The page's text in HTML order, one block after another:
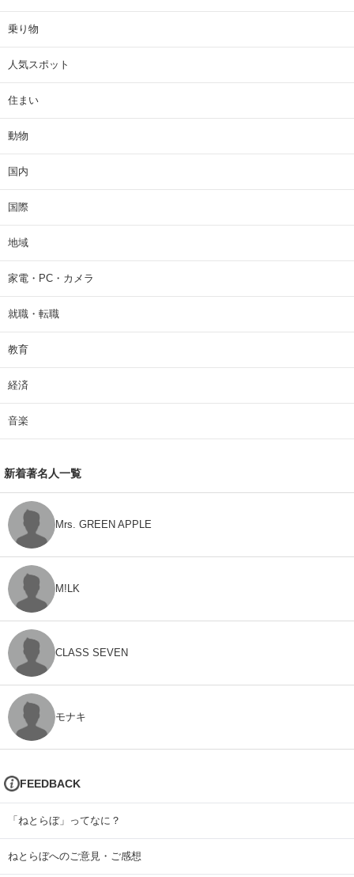
乗り物
人気スポット
住まい
動物
国内
国際
地域
家電・PC・カメラ
就職・転職
教育
経済
音楽
新着著名人一覧
Mrs. GREEN APPLE
M!LK
CLASS SEVEN
モナキ
FEEDBACK
「ねとらぼ」ってなに？
ねとらぼへのご意見・ご感想